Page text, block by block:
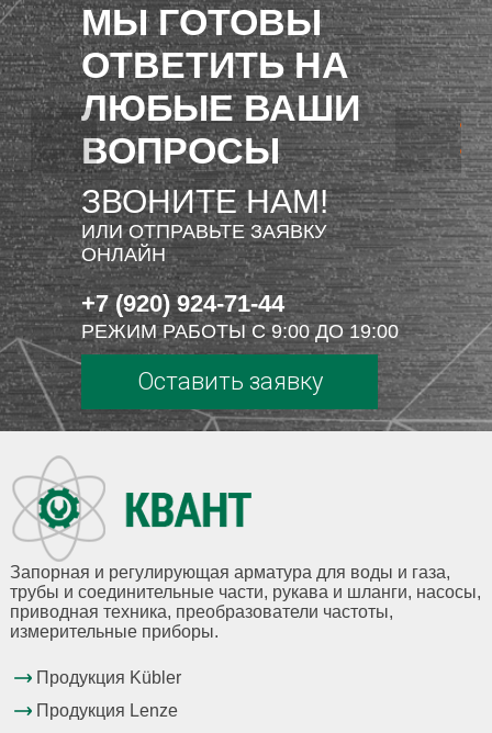
МЫ ГОТОВЫ
ОТВЕТИТЬ НА
ЛЮБЫЕ ВАШИ
ВОПРОСЫ
ЗВОНИТЕ НАМ!
ИЛИ ОТПРАВЬТЕ ЗАЯВКУ
ОНЛАЙН
+7 (920) 924-71-44
РЕЖИМ РАБОТЫ С 9:00 ДО 19:00
Оставить заявку
Запорная и регулирующая арматура для воды и газа,
трубы и соединительные части, рукава и шланги, насосы,
приводная техника, преобразователи частоты,
измерительные приборы.
Продукция Kübler
Продукция Lenze